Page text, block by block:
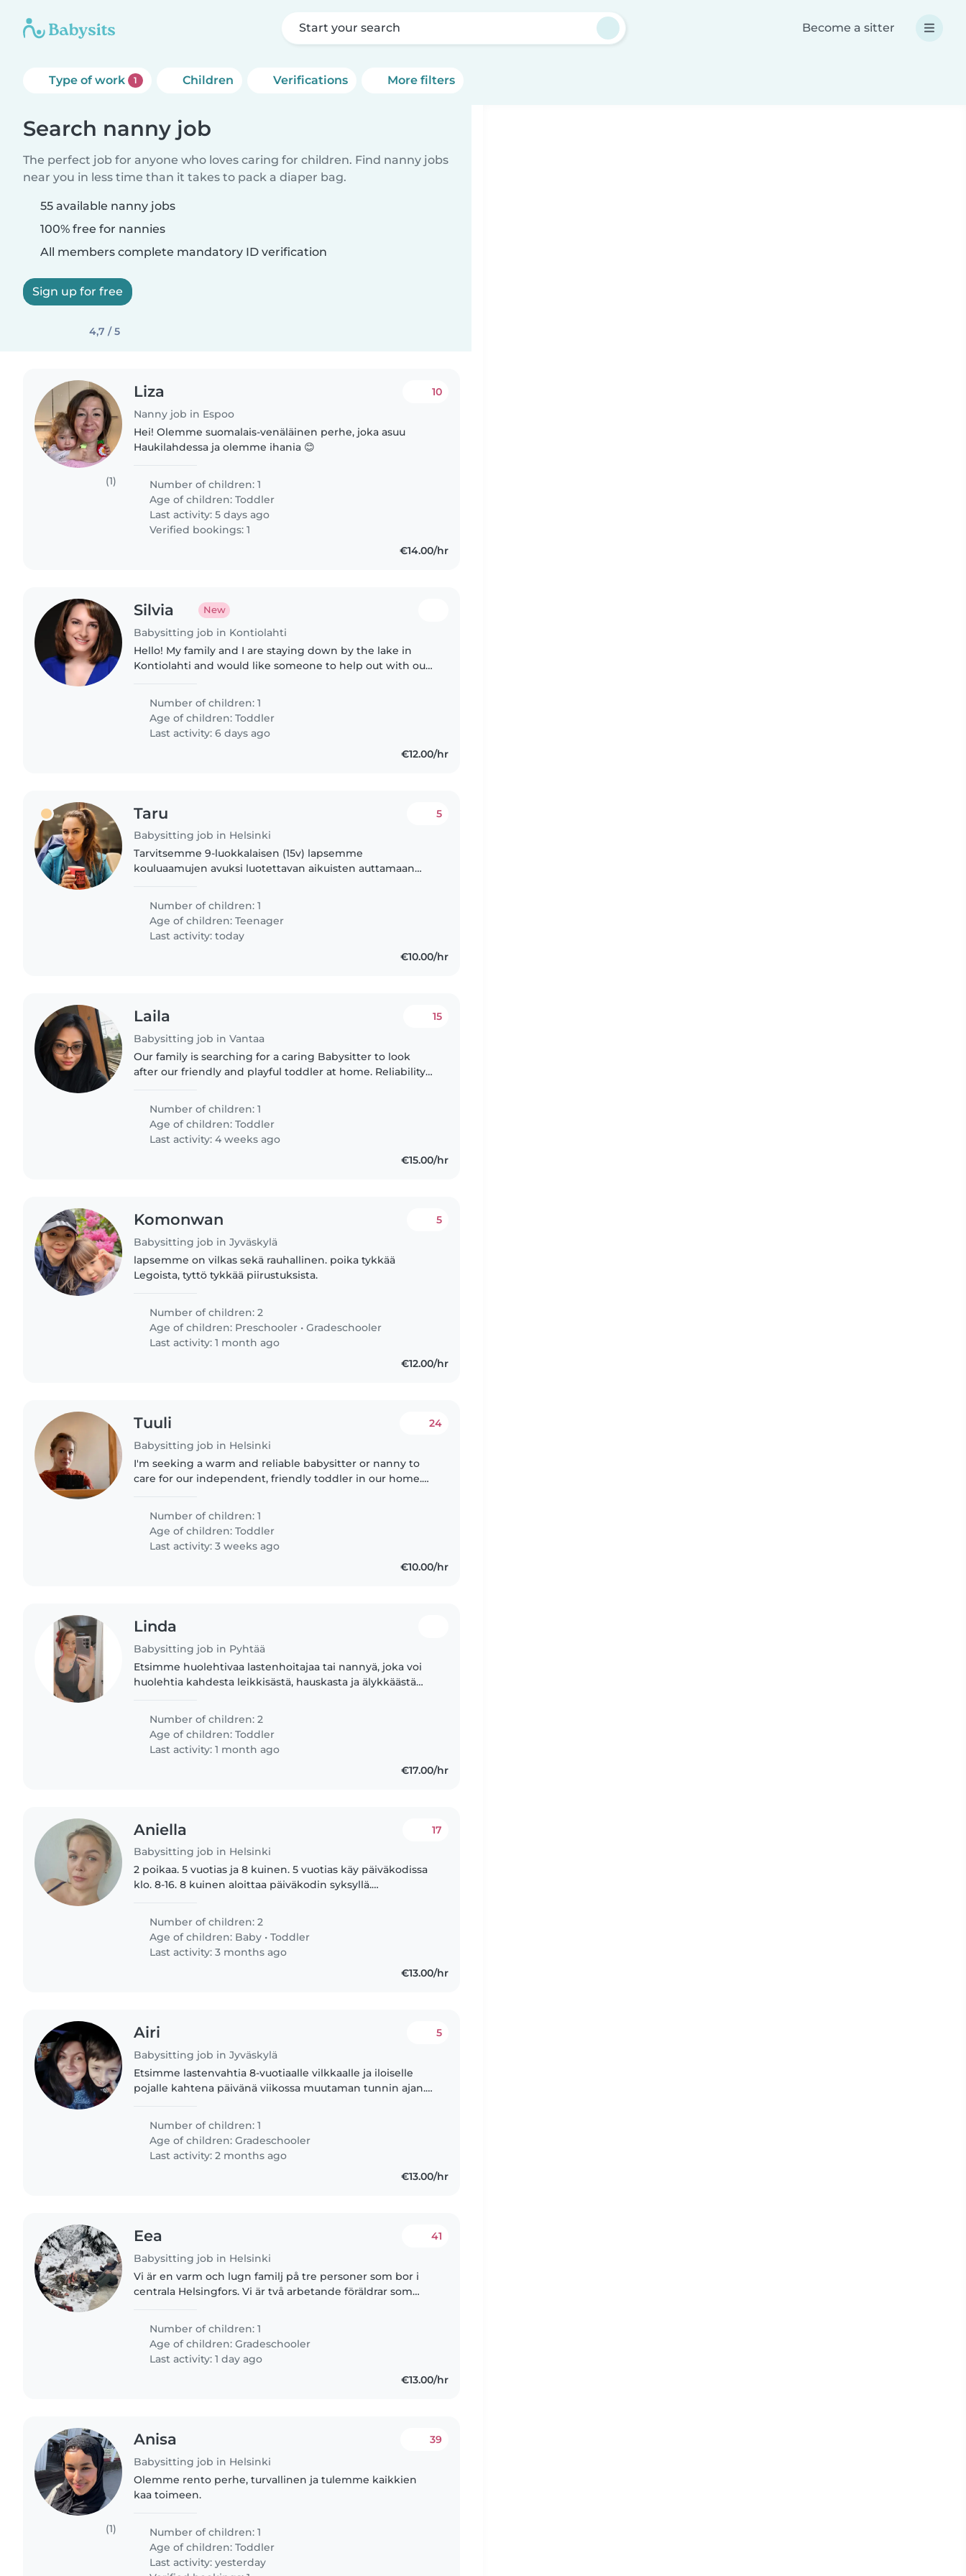
Start your search Become a sitter
Type of work 1 Children Verifications More filters
Search nanny job
The perfect job for anyone who loves caring for children. Find nanny jobs
near you in less time than it takes to pack a diaper bag.
55 available nanny jobs
100% free for nannies
All members complete mandatory ID verification
Sign up for free
4,7 / 5
(1)
Liza
Nanny job in Espoo
10
Hei! Olemme suomalais-venäläinen perhe, joka asuu
Haukilahdessa ja olemme ihania 😊
Number of children: 1
Age of children:Toddler
Last activity: 5 days ago
Verified bookings: 1
€14.00/hr
Silvia New
Babysitting job in Kontiolahti
Hello! My family and I are staying down by the lake in
Kontiolahti and would like someone to help out with our 1
Number of children: 1
Age of children:Toddler
Last activity: 6 days ago
€12.00/hr
Taru
Babysitting job in Helsinki
5
Tarvitsemme 9-luokkalaisen (15v) lapsemme
kouluaamujen avuksi luotettavan aikuisten auttamaan
Number of children: 1
Age of children:Teenager
Last activity: today
€10.00/hr
Laila
Babysitting job in Vantaa
15
Our family is searching for a caring Babysitter to look
after our friendly and playful toddler at home. Reliability
out to arrange..
Number of children: 1
Age of children:Toddler
Last activity: 4 weeks ago
€15.00/hr
Komonwan
Babysitting job in Jyväskylä
5
lapsemme on vilkas sekä rauhallinen. poika tykkää
Legoista, tyttö tykkää piirustuksista.
Number of children: 2
Age of children: Preschooler •Gradeschooler
Last activity: 1 month ago
€12.00/hr
Tuuli
Babysitting job in Helsinki
24
I'm seeking a warm and reliable babysitter or nanny to
care for our independent, friendly toddler in our home.
chores. Our little..
Number of children: 1
Age of children:Toddler
Last activity: 3 weeks ago
€10.00/hr
Linda
Babysitting job in Pyhtää
Etsimme huolehtivaa lastenhoitajaa tai nannyä, joka voi
huolehtia kahdesta leikkisästä, hauskasta ja älykkäästä
Number of children: 2
Age of children:Toddler
Last activity: 1 month ago
€17.00/hr
Aniella
Babysitting job in Helsinki
17
2 poikaa. 5 vuotias ja 8 kuinen. 5 vuotias käy päiväkodissa
klo. 8-16. 8 kuinen aloittaa päiväkodin syksyllä.
Number of children: 2
Age of children: Baby •Toddler
Last activity: 3 months ago
€13.00/hr
Airi
Babysitting job in Jyväskylä
5
Etsimme lastenvahtia 8-vuotiaalle vilkkaalle ja iloiselle
pojalle kahtena päivänä viikossa muutaman tunnin ajan.
muualla,kuin kotonamme,esim...
Number of children: 1
Age of children:Gradeschooler
Last activity: 2 months ago
€13.00/hr
Eea
Babysitting job in Helsinki
41
Vi är en varm och lugn familj på tre personer som bor i
centrala Helsingfors. Vi är två arbetande föräldrar som
en pålitlig..
Number of children: 1
Age of children:Gradeschooler
Last activity: 1 day ago
€13.00/hr
(1)
Anisa
Babysitting job in Helsinki
39
Olemme rento perhe, turvallinen ja tulemme kaikkien
kaa toimeen.
Number of children: 1
Age of children:Toddler
Last activity: yesterday